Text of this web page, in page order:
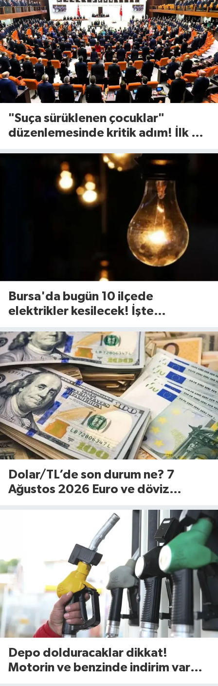
"Suça sürüklenen çocuklar"
düzenlemesinde kritik adım! İlk 2
Bursa'da bugün 10 ilçede
elektrikler kesilecek! İşte
Cuma)
Dolar/TL’de son durum ne? 7
Ağustos 2026 Euro ve döviz
Depo dolduracaklar dikkat!
Motorin ve benzinde indirim var